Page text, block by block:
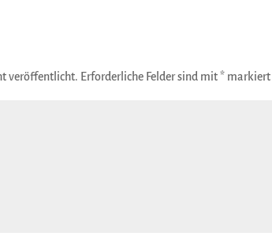
veröffentlicht. Erforderliche Felder sind mit* markiert